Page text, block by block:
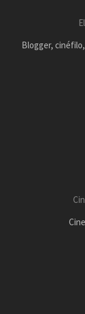
Blogger,